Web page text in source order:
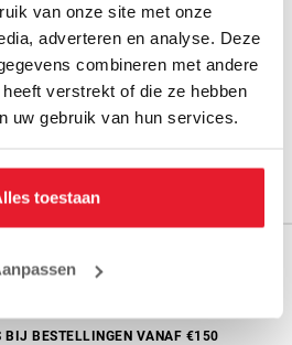
van onze site met onze
adverteren en analyse. Deze
combineren met andere
verstrekt of die ze hebben
uw gebruik van hun services.
toestaan
Zwart
Matsuru
VANAF € 100,-
producten
BIJ BESTELLINGEN VANAF €150